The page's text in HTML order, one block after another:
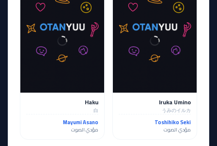
Iruka Umino
うみのイルカ
Toshihiko Seki
مؤدي الصوت
Haku
白
Mayumi Asano
مؤدي الصوت